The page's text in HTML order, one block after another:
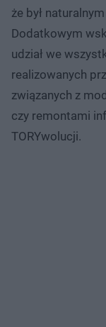
że był
Dodatkowym
udział we
realizowanych
związanych z
czy remontami
TORYwolucji.